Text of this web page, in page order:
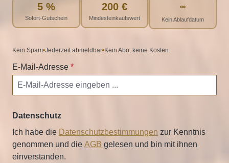
5 %
Sofort-Gutschein
200 €
Mindesteinkaufswert
∞
Kein Ablaufdatum
Kein Spam Jederzeit abmeldbar Kein Abo, keine Kosten
E-Mail-Adresse *
Datenschutz
Ich habe die Datenschutzbestimmungen zur Kenntnis
genommen und die AGB gelesen und bin mit ihnen
einverstanden.